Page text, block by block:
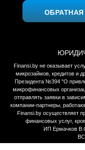
Finansi.by не оказывает
микрозаймов, кредитов и
Президента №394 "О
микрофинансовых
отправлять заявки в
компании-партнеры,
Finansi.by осуществляет
финансовых услуг,
ИП Ермачков